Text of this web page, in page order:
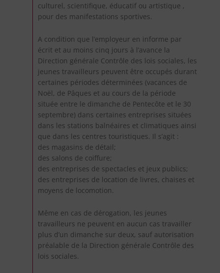
culturel, scientifique, éducatif ou artistique ,
pour des manifestations sportives.
A condition que l’employeur en informe par
écrit et au moins cinq jours à l’avance la
Direction générale Contrôle des lois sociales, les
jeunes travailleurs peuvent être occupés durant
certaines périodes déterminées (vacances de
Noël, de Pâques et au cours de la période
située entre le dimanche de Pentecôte et le 30
septembre) dans certaines entreprises situées
dans les stations balnéaires et climatiques ainsi
que dans les centres touristiques. Il s’agit :
des magasins de détail;
des salons de coiffure;
des entreprises de spectacles et jeux publics;
des entreprises de location de livres, chaises et
moyens de locomotion.
Même en cas de dérogation, les jeunes
travailleurs ne peuvent en aucun cas travailler
plus d’un dimanche sur deux, sauf autorisation
préalable de la Direction générale Contrôle des
lois sociales.